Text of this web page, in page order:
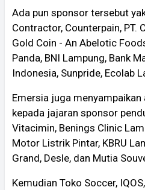
Ada pun sponsor tersebut
Contractor, Counterpain, PT.
Gold Coin - An Abelotic
Panda, BNI Lampung, Bank
Indonesia, Sunpride, Ecolab
Emersia juga
kepada jajaran sponsor
Vitacimin, Benings Clinic
Motor Listrik Pintar, KBRU
Grand, Desle, dan Mutia
Kemudian Toko Soccer,